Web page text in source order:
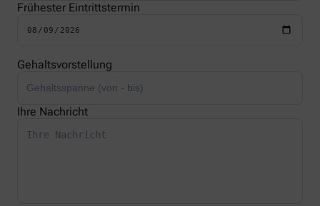
Frühester Eintrittstermin
Gehaltsvorstellung
Ihre Nachricht